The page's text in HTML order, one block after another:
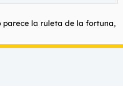
parece la ruleta de la fortuna,